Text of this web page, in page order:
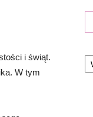
i świąt.
W tym